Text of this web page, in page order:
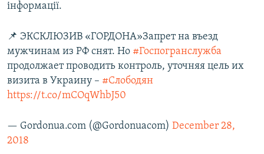
інформації.
📌 ЭКСКЛЮЗИВ «ГОРДОНА»Запрет на въезд
мужчинам из РФ снят. Но #Госпогранслужба
продолжает проводить контроль, уточняя цель их
визита в Украину – #Слободян
https://t.co/mCOqWhbJ50
— Gordonua.com (@Gordonuacom) December 28,
2018